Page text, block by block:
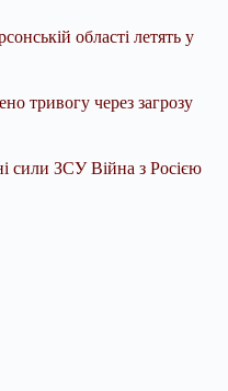
області летять у
тривогу через загрозу
сили ЗСУ Війна з Росією